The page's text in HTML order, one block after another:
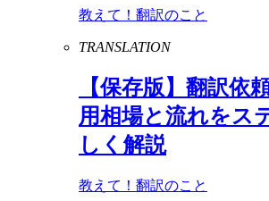
教えて！翻訳のこと
TRANSLATION
【保存版】翻訳依
用相場と流れをス
しく解説
教えて！翻訳のこと